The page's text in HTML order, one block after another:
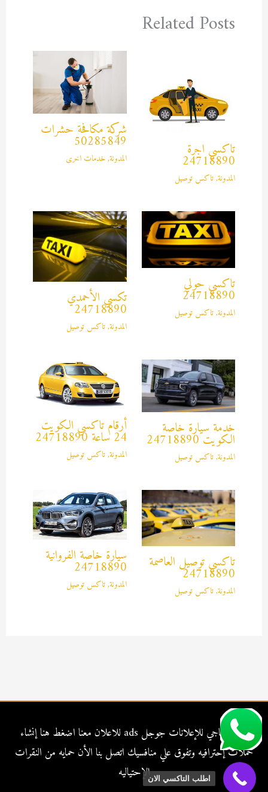
Related Posts
تاكسي اجرة
24718890
المدونة,تاكس توصيل
شركة مكافحة حشرات
50285849
المدونة,خدمات اخرى
تاكسي حولي
24718890
المدونة,تاكس توصيل
تكسي الأحمدي
24718890
المدونة,تاكس توصيل
خدمة سيارة خاصة
الكويت 24718890
المدونة,تاكس توصيل
أرقام تاكسي الكويت
24 ساعة 24718890
المدونة,تاكس توصيل
تاكسي توصيل العاصمة
24718890
المدونة,تاكس توصيل
سيارة خاصة الفروانية
24718890
المدونة,تاكس توصيل
شركة الناجي للإعلانات جوجل ads للاعلان معنا اضغط هناإنشاء
حملات إحترافيه وتفوق علي منافسيك اتصل بنا الأن حمايه من النقرات
الإحتياليهاطلب التاكسي الان